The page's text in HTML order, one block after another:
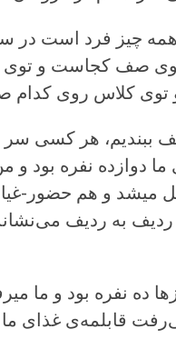
همه چیز فرد است
صف کجاست و توی
و توی کلاس روی کدام
ببندیم، هر کسی
دوازده نفره
میشد و هم حضور-
ردیف به ردیف
شماره 81 می‌رفت